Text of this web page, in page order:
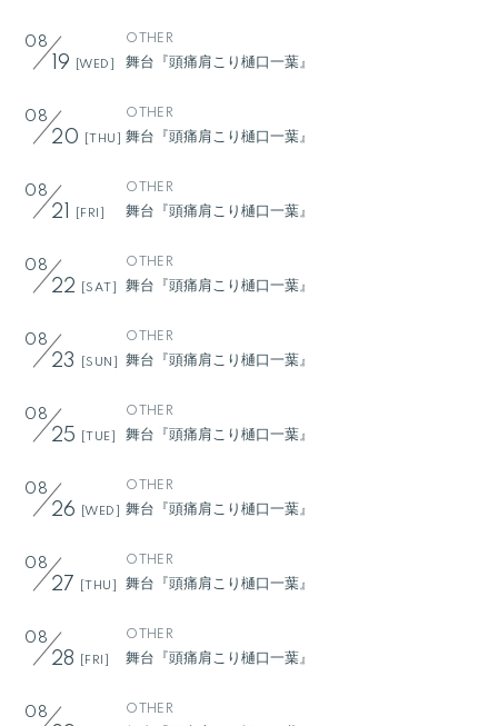
08
19 [WED]
OTHER
舞台『頭痛肩こり樋口一葉』
08
20 [THU]
OTHER
舞台『頭痛肩こり樋口一葉』
08
21 [FRI]
OTHER
舞台『頭痛肩こり樋口一葉』
08
22 [SAT]
OTHER
舞台『頭痛肩こり樋口一葉』
08
23 [SUN]
OTHER
舞台『頭痛肩こり樋口一葉』
08
25 [TUE]
OTHER
舞台『頭痛肩こり樋口一葉』
08
26 [WED]
OTHER
舞台『頭痛肩こり樋口一葉』
08
27 [THU]
OTHER
舞台『頭痛肩こり樋口一葉』
08
28 [FRI]
OTHER
舞台『頭痛肩こり樋口一葉』
08 OTHER